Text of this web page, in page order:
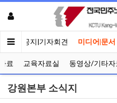
인 공지|기자회견 미디어|문
료 교육자료실 동영상/기타자
강원본부 소식지